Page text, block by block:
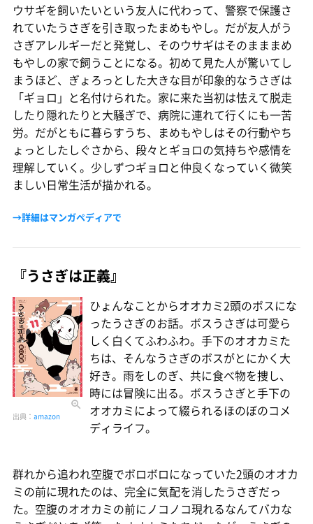
ウサギを飼いたいという友人に代わって、警察で保護さ
れていたうさぎを引き取ったまめもやし。だが友人がう
さぎアレルギーだと発覚し、そのウサギはそのまままめ
もやしの家で飼うことになる。初めて見た人が驚いてし
まうほど、ぎょろっとした大きな目が印象的なうさぎは
「ギョロ」と名付けられた。家に来た当初は怯えて脱走
したり隠れたりと大騒ぎで、病院に連れて行くにも一苦
労。だがともに暮らすうち、まめもやしはその行動やち
ょっとしたしぐさから、段々とギョロの気持ちや感情を
理解していく。少しずつギョロと仲良くなっていく微笑
ましい日常生活が描かれる。
→詳細はマンガペディアで
『うさぎは正義』
出典： amazon
ひょんなことからオオカミ2頭のボスにな
ったうさぎのお話。ボスうさぎは可愛ら
しく白くてふわふわ。手下のオオカミた
ちは、そんなうさぎのボスがとにかく大
好き。雨をしのぎ、共に食べ物を捜し、
時には冒険に出る。ボスうさぎと手下の
オオカミによって綴られるほのぼのコメ
ディライフ。
群れから追われ空腹でボロボロになっていた2頭のオオカ
ミの前に現れたのは、完全に気配を消したうさぎだっ
た。空腹のオオカミの前にノコノコ現れるなんてバカな